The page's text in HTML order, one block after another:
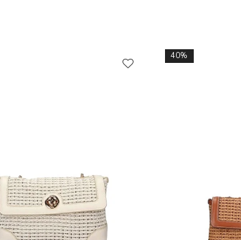
40%